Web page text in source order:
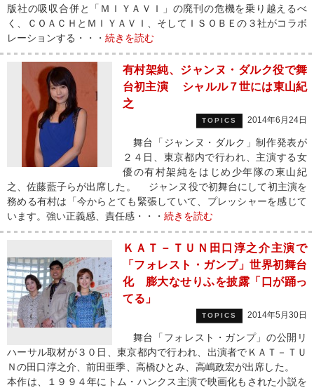
版社の吸収合併と「ＭＩＹＡＶＩ」の廃刊の危機を乗り越えるべ
く、ＣＯＡＣＨとＭＩＹＡＶＩ、そしてＩＳＯＢＥの３社がコラボ
レーションする・・・ 続きを読む
有村架純、ジャンヌ・ダルク役で舞
台初主演 シャルル７世には東山紀
之
TOPICS 2014年6月24日
舞台「ジャンヌ・ダルク」制作発表が
２４日、東京都内で行われ、主演する女
優の有村架純をはじめ少年隊の東山紀
之、佐藤藍子らが出席した。 ジャンヌ役で初舞台にして初主演を
務める有村は「今からとても緊張していて、プレッシャーを感じて
います。強い正義感、責任感・・・ 続きを読む
ＫＡＴ－ＴＵＮ田口淳之介主演で
「フォレスト・ガンプ」世界初舞台
化 膨大なせりふを披露「口が踊っ
てる」
TOPICS 2014年5月30日
舞台「フォレスト・ガンプ」の公開リ
ハーサル取材が３０日、東京都内で行われ、出演者でＫＡＴ－ＴＵ
Ｎの田口淳之介、前田亜季、高橋ひとみ、高嶋政宏が出席した。
本作は、１９９４年にトム・ハンクス主演で映画化もされた小説を